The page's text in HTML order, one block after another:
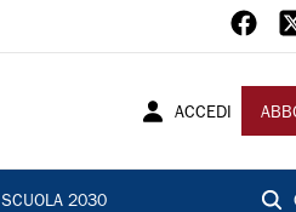
ACCEDI
SCUOLA 2030